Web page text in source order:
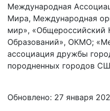
Международная
Мира, Международная
мир», «Общероссийский
Образований», ОКМО;
ассоциация дружбы
породненных городов
Обновлено: 27 января